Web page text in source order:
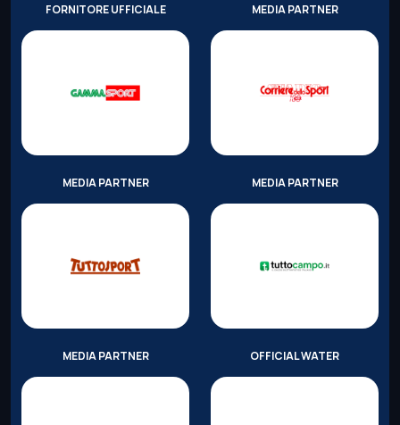
FORNITORE UFFICIALE MEDIA PARTNER
MEDIA PARTNER MEDIA PARTNER
MEDIA PARTNER OFFICIAL WATER